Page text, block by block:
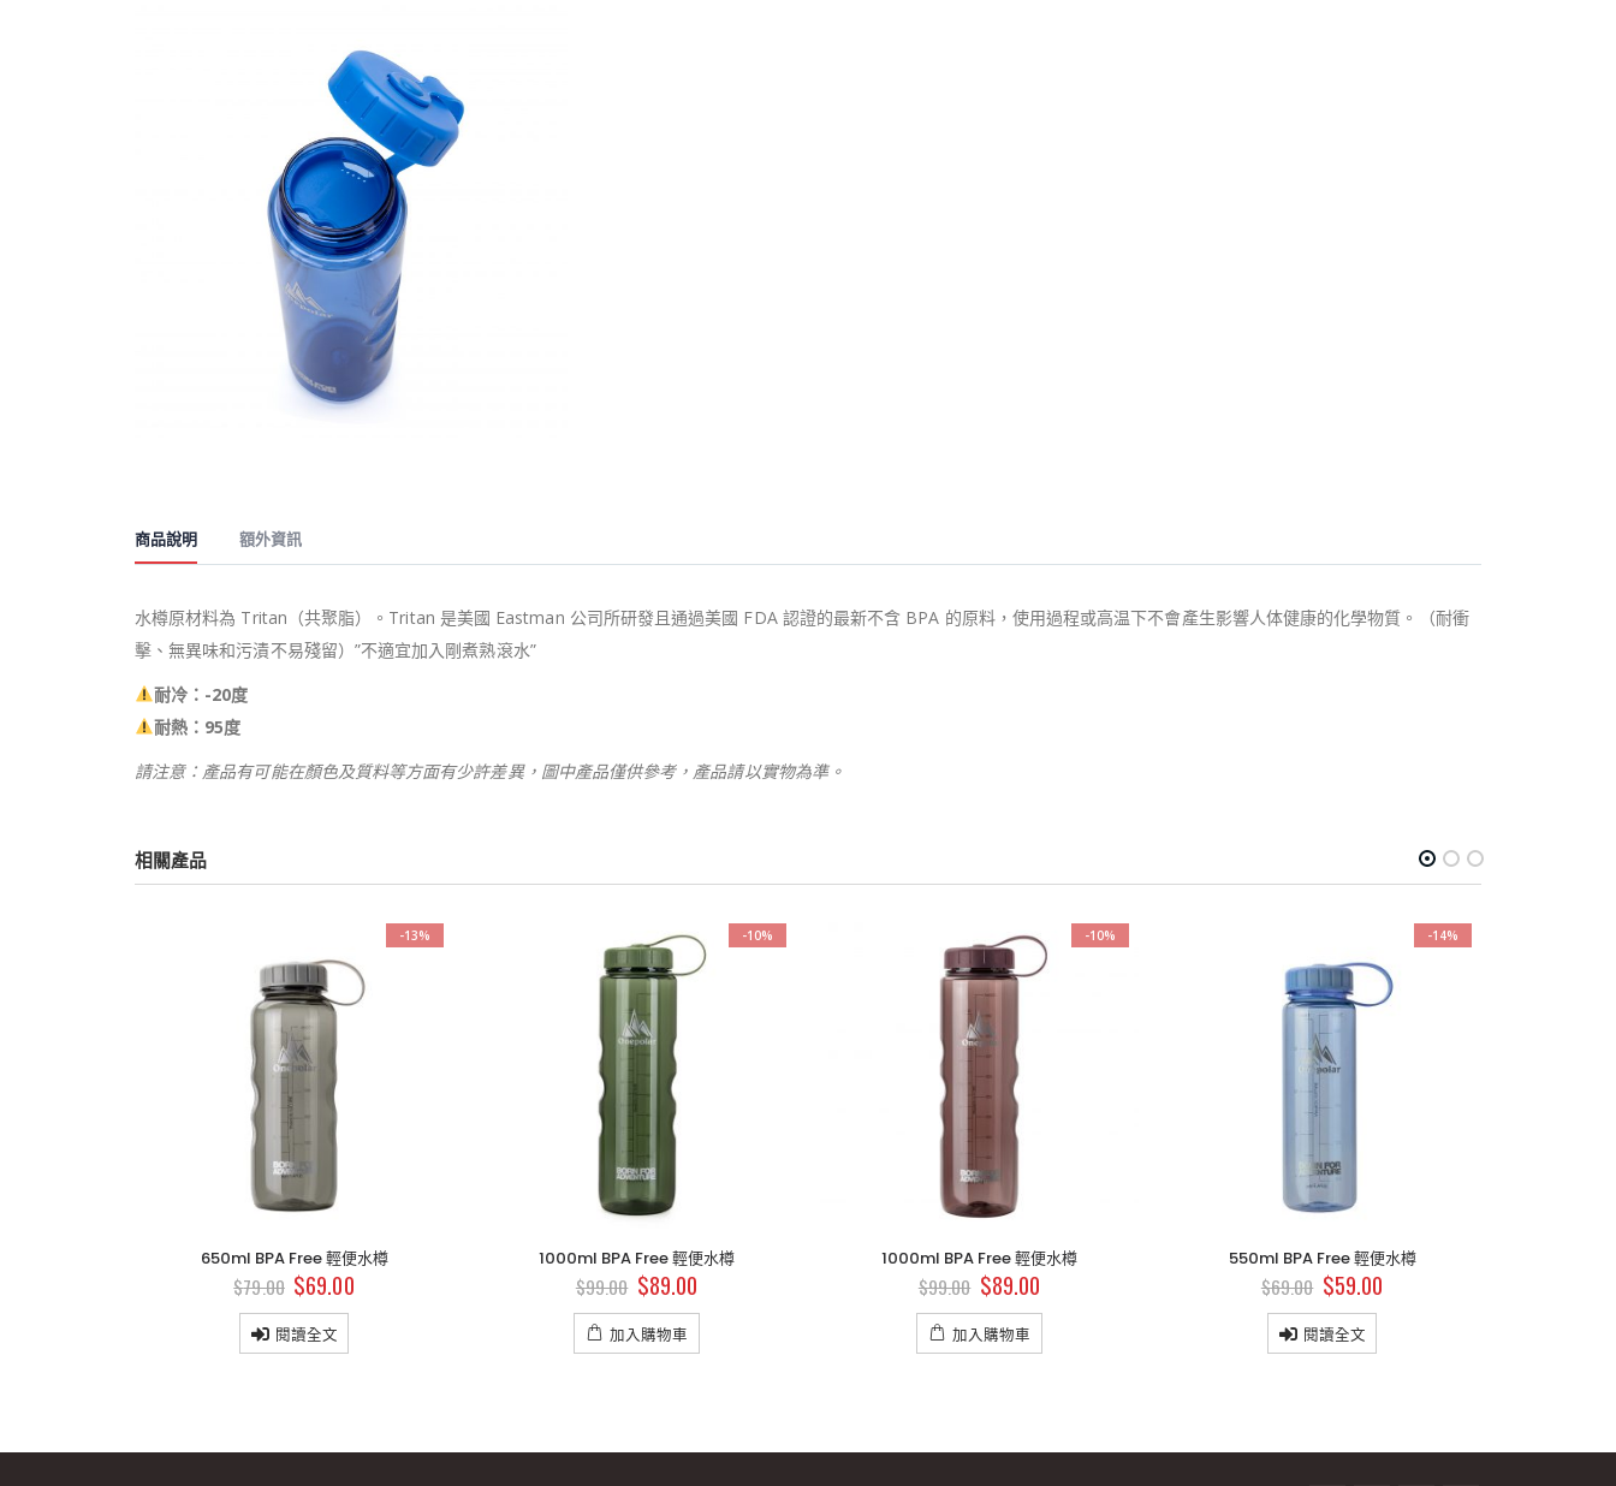
商品說明 額外資訊
水樽原材料為 Tritan（共聚脂）。Tritan 是美國 Eastman 公司所研發且通過美國 FDA 認證的最新不含 BPA 的原料，使用過程或高温下不會產生影響人体健康的化學物質。（耐衝
擊、無異味和污漬不易殘留）”不適宜加入剛煮熟滾水”
耐冷：-20度
耐熱：95度
請注意：產品有可能在顏色及質料等方面有少許差異，圖中產品僅供參考，產品請以實物為準。
相關產品
-13%
650ml BPA Free 輕便水樽
$79.00 $69.00
閱讀全文
-10%
1000ml BPA Free 輕便水樽
$99.00 $89.00
加入購物車
-10%
1000ml BPA Free 輕便水樽
$99.00 $89.00
加入購物車
-14%
550ml BPA Free 輕便水樽
$69.00 $59.00
閱讀全文